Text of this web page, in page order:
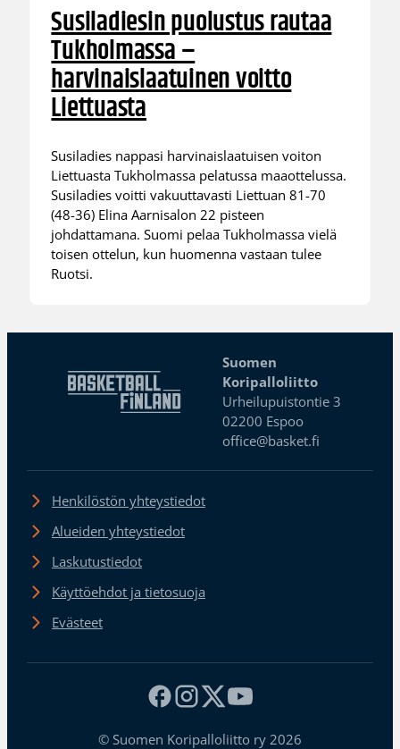
Susiladiesin puolustus rautaa
Tukholmassa –
harvinaislaatuinen voitto
Liettuasta
Susiladies nappasi harvinaislaatuisen voiton
Liettuasta Tukholmassa pelatussa maaottelussa.
Susiladies voitti vakuuttavasti Liettuan 81-70
(48-36) Elina Aarnisalon 22 pisteen
johdattamana. Suomi pelaa Tukholmassa vielä
toisen ottelun, kun huomenna vastaan tulee
Ruotsi.
Suomen
Koripalloliitto
Urheilupuistontie 3
02200 Espoo
office@basket.fi
Henkilöstön yhteystiedot
Alueiden yhteystiedot
Laskutustiedot
Käyttöehdot ja tietosuoja
Evästeet
© Suomen Koripalloliitto ry 2026